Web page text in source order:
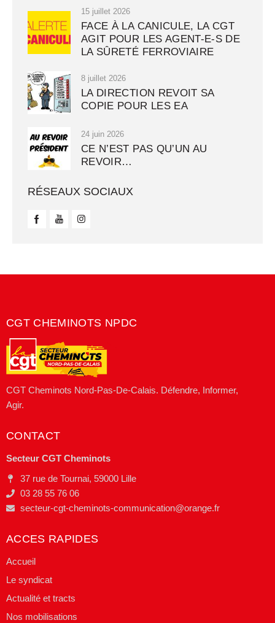
15 juillet 2026
FACE À LA CANICULE, LA CGT
AGIT POUR LES AGENT-E-S DE
LA SÛRETÉ FERROVIAIRE
8 juillet 2026
LA DIRECTION REVOIT SA
COPIE POUR LES EA
24 juin 2026
CE N’EST PAS QU’UN AU
REVOIR…
RÉSEAUX SOCIAUX
CGT CHEMINOTS NPDC
CGT Cheminots Nord-Pas-De-Calais. Défendre, Informer,
Agir.
CONTACT
Secteur CGT Cheminots
37 rue de Tournai, 59000 Lille
03 28 55 76 06
secteur-cgt-cheminots-communication@orange.fr
ACCES RAPIDES
Accueil
Le syndicat
Actualité et tracts
Nos mobilisations